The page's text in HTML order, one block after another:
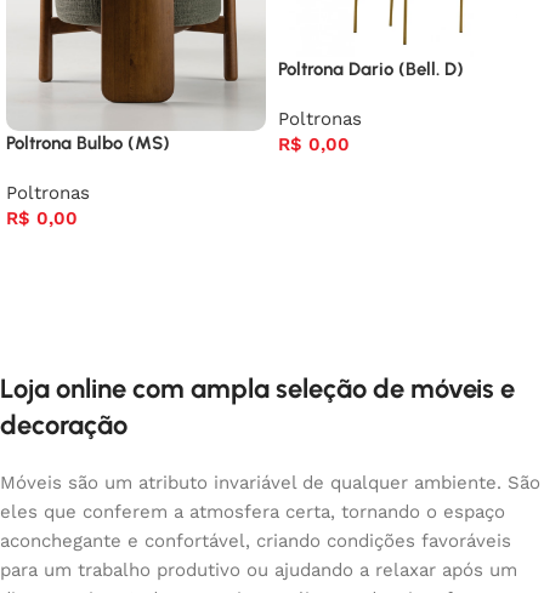
Poltrona Bulbo (MS)
Poltronas
R$ 0,00
Poltrona Dario (Bell. D)
Poltronas
R$ 0,00
Loja online com ampla seleção de móveis e
decoração
Móveis são um atributo invariável de qualquer ambiente. São
eles que conferem a atmosfera certa, tornando o espaço
aconchegante e confortável, criando condições favoráveis
para um trabalho produtivo ou ajudando a relaxar após um